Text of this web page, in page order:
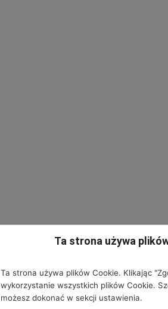
Ta strona używa
Ta strona używa plików Cookie. Klikając
wykorzystanie wszystkich plików Cookie.
możesz dokonać w sekcji ustawienia.